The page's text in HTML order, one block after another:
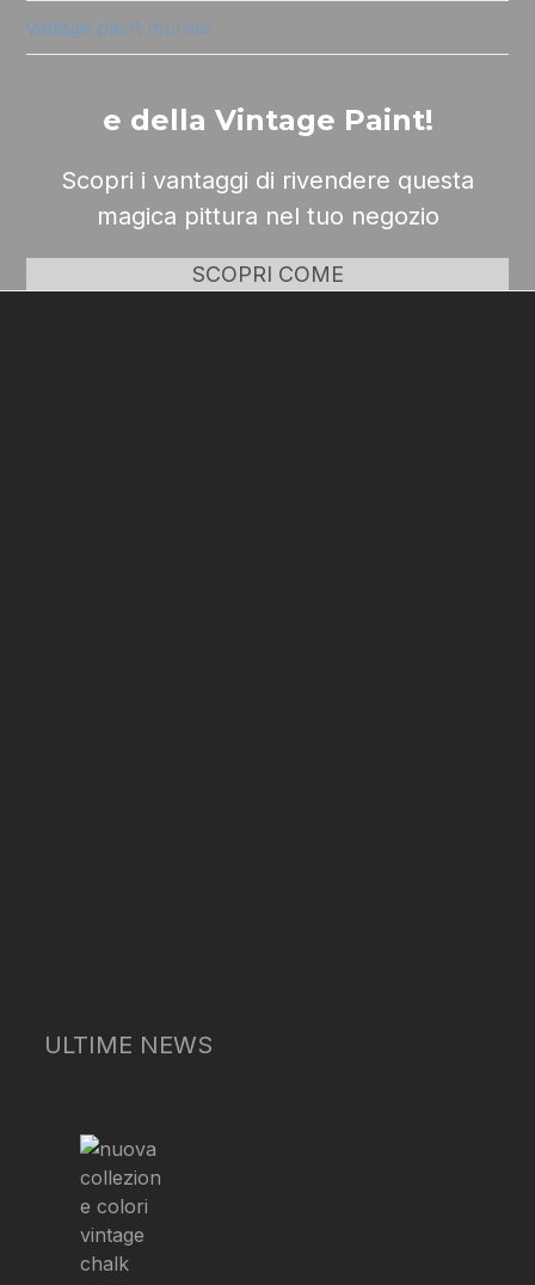
vintage paint murale
e della Vintage Paint!
Scopri i vantaggi di rivendere questa
magica pittura nel tuo negozio
SCOPRI COME
ULTIME NEWS